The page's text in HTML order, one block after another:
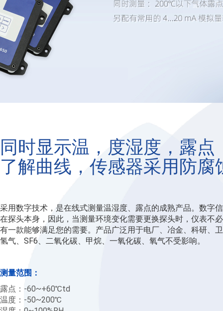
同时显示温，度湿度，露
了解曲线，传感器采用防腐
采用数字技术，是在线式测量温湿度、露点的成熟产品。数字
在探头本身，因此，当测量环境变化需要更换探头时，仪表不
有一款能够满足您的需要。产品广泛用于电厂、冶金、科研、
氢气、SF6、二氧化碳、甲烷、一氧化碳、氧气不受影响。
测量范围：
露点：-60~+60℃td
温度：-50~200℃